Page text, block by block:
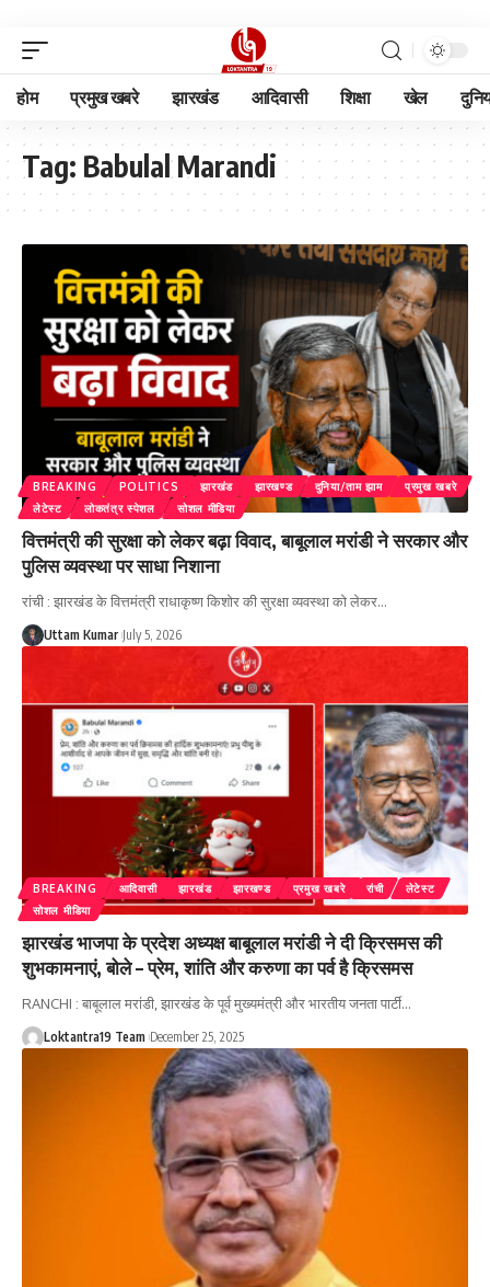
होम प्रमुख खबरे झारखंड आदिवासी शिक्षा खेल
Tag: Babulal Marandi
BREAKING POLITICS झारखंड झारखण्ड दुनिया/ताम झाम
प्रमुख खबरे
लेटेस्ट
लोकतंत्र स्पेशल सोशल मीडिया
वित्तमंत्री की सुरक्षा को लेकर बढ़ा विवाद, बाबूलाल मरांडी ने सरकार और
पुलिस व्यवस्था पर साधा निशाना
रांची : झारखंड के वित्तमंत्री राधाकृष्ण किशोर की सुरक्षा व्यवस्था को लेकर…
Uttam Kumar July 5, 2026
BREAKING आदिवासी झारखंड झारखण्ड प्रमुख खबरे रांची
लेटेस्ट
सोशल मीडिया
झारखंड भाजपा के प्रदेश अध्यक्ष बाबूलाल मरांडी ने दी क्रिसमस की
शुभकामनाएं, बोले – प्रेम, शांति और करुणा का पर्व है क्रिसमस
RANCHI : बाबूलाल मरांडी, झारखंड के पूर्व मुख्यमंत्री और भारतीय जनता पार्टी…
Loktantra19 Team December 25, 2025